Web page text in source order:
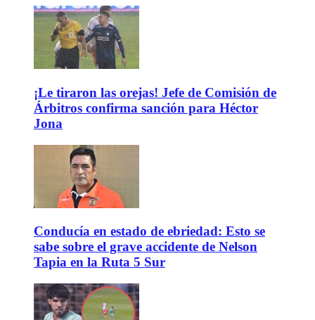
¡Le tiraron las orejas! Jefe de Comisión de
Árbitros confirma sanción para Héctor
Jona
Conducía en estado de ebriedad: Esto se
sabe sobre el grave accidente de Nelson
Tapia en la Ruta 5 Sur